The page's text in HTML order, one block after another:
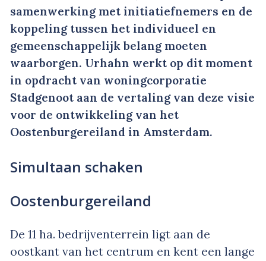
samenwerking met initiatiefnemers en de
koppeling tussen het individueel en
gemeenschappelijk belang moeten
waarborgen. Urhahn werkt op dit moment
in opdracht van woningcorporatie
Stadgenoot aan de vertaling van deze visie
voor de ontwikkeling van het
Oostenburgereiland in Amsterdam.
Simultaan schaken
Oostenburgereiland
De 11 ha. bedrijventerrein ligt aan de
oostkant van het centrum en kent een lange